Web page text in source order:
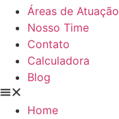
Áreas de Atuação
Nosso Time
Contato
Calculadora
Blog
Home